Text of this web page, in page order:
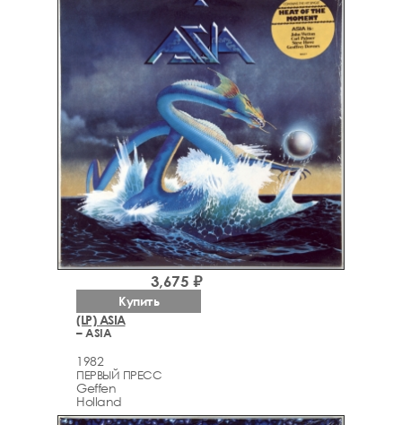
(LP) ASIA
– ASIA
1982
ПЕРВЫЙ ПРЕСС
Geffen
Holland
3,675 ₽
Купить